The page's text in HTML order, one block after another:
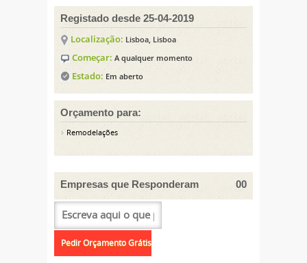
Registado desde 25-04-2019
Localização: Lisboa, Lisboa
Começar: A qualquer momento
Estado: Em aberto
Orçamento para:
Remodelações
Empresas que Responderam 00